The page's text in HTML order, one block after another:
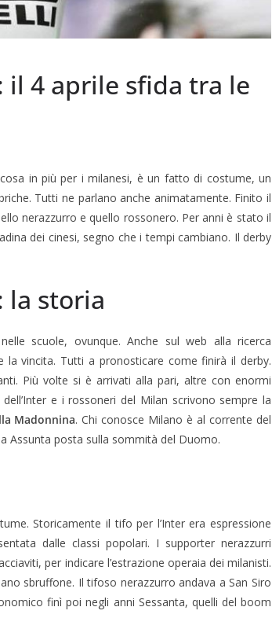
4 aprile sfida tra le
in più per i milanesi, è un fatto di costume, un
Tutti ne parlano anche animatamente. Finito il
nerazzurro e quello rossonero. Per anni è stato il
dei cinesi, segno che i tempi cambiano. Il derby
la storia
scuole, ovunque. Anche sul web alla ricerca
la vincita. Tutti a pronosticare come finirà il derby.
Più volte si è arrivati alla pari, altre con enormi
e i rossoneri del Milan scrivono sempre la
Madonnina. Chi conosce Milano è al corrente del
Assunta posta sulla sommità del Duomo.
Storicamente il tifo per l’Inter era espressione
dalle classi popolari. I supporter nerazzurri
per indicare l’estrazione operaia dei milanisti.
sbruffone. Il tifoso nerazzurro andava a San Siro
finì poi negli anni Sessanta, quelli del boom